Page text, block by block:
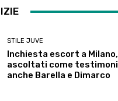
STILE JUVE
Inchiesta escort a Milano,
ascoltati come testimoni
anche Barella e Dimarco